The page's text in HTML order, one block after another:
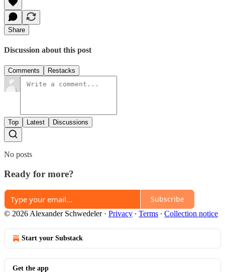
Share
Discussion about this post
Comments Restacks
Top Latest Discussions
No posts
Ready for more?
Subscribe
© 2026 Alexander Schwedeler· Privacy ∙ Terms ∙ Collection notice
Start your Substack
Get the app